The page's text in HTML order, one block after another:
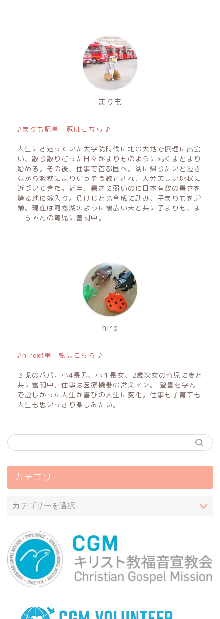
まりも
♪まりも記事一覧はこちら ♪
人生にさ迷っていた大学院時代に北の大地で摂理に出会
い、散り散りだった日々がまりものように丸くまとまり
始める。その後、仕事で首都圏へ。湖に帰りたいと泣き
ながら激務によりいっそう練達され、大分美しい球状に
近づいてきた。近年、暑さに弱いのに日本有数の暑さを
誇る地に嫁入り。負けじと光合成に励み、子まりもを増
殖。現在は阿寒湖のように懐広い夫と共に子まりも、ま
ーちゃんの育児に奮闘中。
hiro
♪hiro記事一覧はこちら ♪
３児のパパ。小4長男、小１長女、2歳次女の育児に妻と
共に奮闘中。仕事は医療機器の営業マン。 聖書を学ん
で虚しかった人生が喜びの人生に変化。仕事も子育ても
人生も思いっきり楽しみたい。
カテゴリー